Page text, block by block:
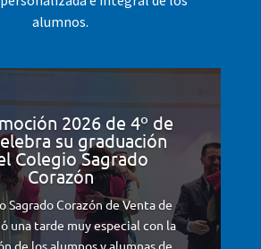
alumnos.
2026 de 4º de
su graduación
Colegio Sagrado
Corazón
Sagrado Corazón de Venta de
una tarde muy especial con la
de los alumnos y alumnas de